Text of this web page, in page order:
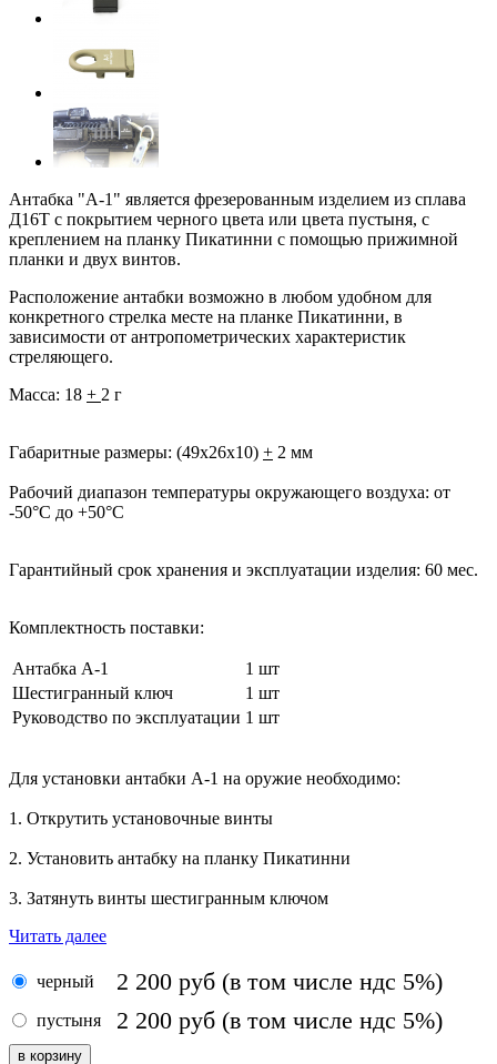
Антабка "А-1" является фрезерованным изделием из сплава
Д16Т с покрытием черного цвета или цвета пустыня, с
креплением на планку Пикатинни с помощью прижимной
планки и двух винтов.
Расположение антабки возможно в любом удобном для
конкретного стрелка месте на планке Пикатинни, в
зависимости от антропометрических характеристик
стреляющего.
Масса: 18 + 2 г
Габаритные размеры: (49х26х10) + 2 мм
Рабочий диапазон температуры окружающего воздуха: от
-50°С до +50°С
Гарантийный срок хранения и эксплуатации изделия: 60 мес.
Комплектность поставки:
Антабка А-1
1 шт
Шестигранный ключ
1 шт
Руководство по эксплуатации 1 шт
Для установки антабки А-1 на оружие необходимо:
1. Открутить установочные винты
2. Установить антабку на планку Пикатинни
3. Затянуть винты шестигранным ключом
Читать далее
черный 2 200 руб (в том числе ндс 5%)
пустыня 2 200 руб (в том числе ндс 5%)